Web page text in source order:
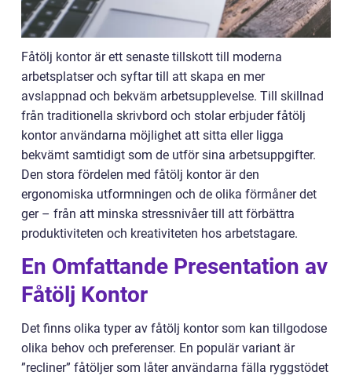
Fåtölj kontor är ett senaste tillskott till moderna
arbetsplatser och syftar till att skapa en mer
avslappnad och bekväm arbetsupplevelse. Till skillnad
från traditionella skrivbord och stolar erbjuder fåtölj
kontor användarna möjlighet att sitta eller ligga
bekvämt samtidigt som de utför sina arbetsuppgifter.
Den stora fördelen med fåtölj kontor är den
ergonomiska utformningen och de olika förmåner det
ger – från att minska stressnivåer till att förbättra
produktiviteten och kreativiteten hos arbetstagare.
En Omfattande Presentation av
Fåtölj Kontor
Det finns olika typer av fåtölj kontor som kan tillgodose
olika behov och preferenser. En populär variant är
”recliner” fåtöljer som låter användarna fälla ryggstödet